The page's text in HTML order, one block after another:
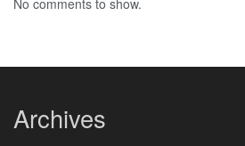
No comments to show.
Archives